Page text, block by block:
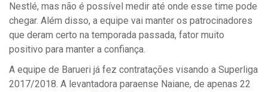
Nestlé, mas não é possível medir até onde esse time pode
chegar. Além disso, a equipe vai manter os patrocinadores
que deram certo na temporada passada, fator muito
positivo para manter a confiança.
A equipe de Barueri já fez contratações visando a Superliga
2017/2018. A levantadora paraense Naiane, de apenas 22